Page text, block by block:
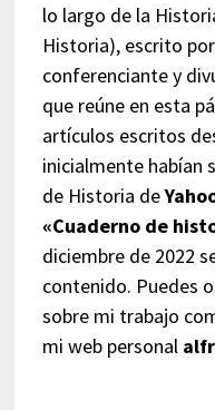
lo largo de la
Historia), escrito por
conferenciante y
que reúne en esta
artículos escritos
inicialmente habían
de Historia de
«Cuaderno de
diciembre de 2022
contenido. Puedes
sobre mi trabajo
mi web personal